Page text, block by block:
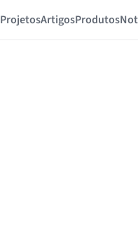
ProjetosArtigosProdutos